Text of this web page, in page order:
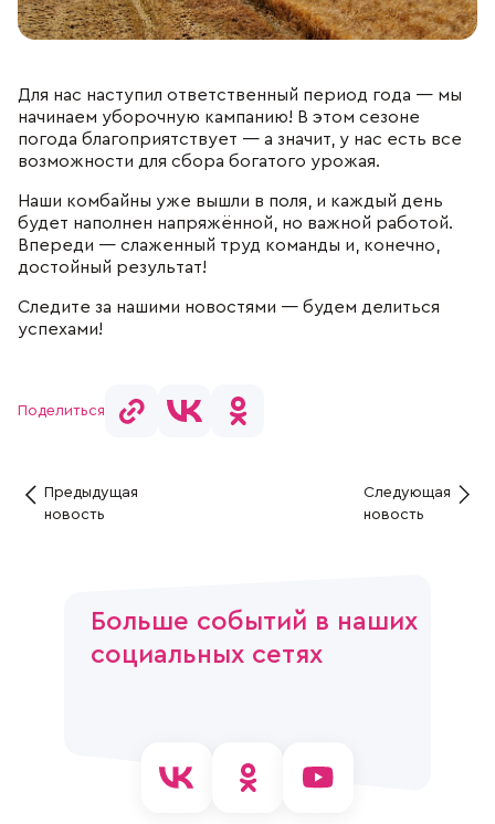
Отдел продаж
Для нас наступил ответственный период года — мы
начинаем уборочную кампанию! В этом сезоне
погода благоприятствует — а значит, у нас есть все
возможности для сбора богатого урожая.
Наши комбайны уже вышли в поля, и каждый день
будет наполнен напряжённой, но важной работой.
Впереди — слаженный труд команды и, конечно,
достойный результат!
Следите за нашими новостями — будем делиться
успехами!
Поделиться
Предыдущая
новость
Следующая
новость
Больше событий в наших
социальных сетях